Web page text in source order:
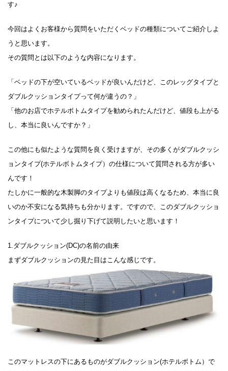
す♪
今回はよくお客様から質問をいただくベッドの種類についてご紹介しよ
うと思います。
その質問とは以下のような内容になります。
「ベッドの下が空いているベッドが良いんだけど、このレッグタイプと
ダブルクッションタイプって何が違うの？」
「他のお店でホテルボトムタイプを勧められたんだけど、値段も上がる
し、本当に良いんですか？」
この他にも似たような質問を良く受けますが、その多くがダブルクッシ
ョンタイプ(ホテルボトムタイプ）の仕様について質問される方が多い
んです！
たしかに一般的な木製脚のタイプよりも値段は高くなるため、本当に良
いのか不安になる気持ちも分かります。ですので、このダブルクッショ
ンタイプについて少し掘り下げて説明したいと思います！
1.ダブルクッション(DC)の名前の由来
まずダブルクッションの見た目はこんな感じです。
このマットレスの下にあるものがダブルクッション(ホテルボトム）で
ブログ BLOG
おしらせ